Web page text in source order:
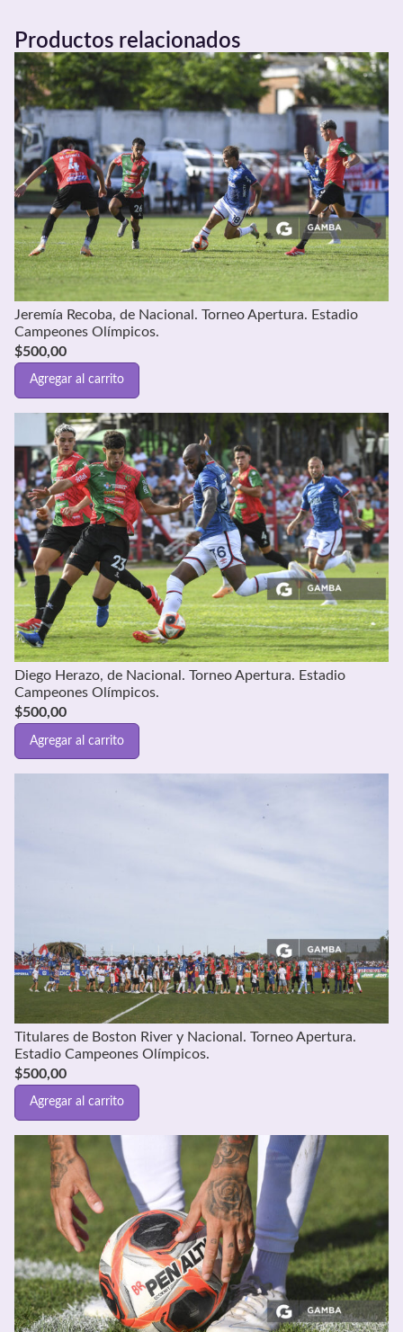
Productos relacionados
Jeremía Recoba, de Nacional. Torneo Apertura. Estadio
Campeones Olímpicos.
$500,00
Agregar al carrito
Diego Herazo, de Nacional. Torneo Apertura. Estadio
Campeones Olímpicos.
$500,00
Agregar al carrito
Titulares de Boston River y Nacional. Torneo Apertura.
Estadio Campeones Olímpicos.
$500,00
Agregar al carrito